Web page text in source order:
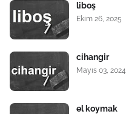
liboş
Ekim 26, 2025
cihangir
Mayıs 03, 2024
el koymak